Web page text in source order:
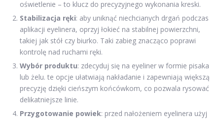
oświetlenie – to klucz do precyzyjnego wykonania kreski.
Stabilizacja ręki: aby uniknąć niechcianych drgań podczas
aplikacji eyelinera, oprzyj łokieć na stabilnej powierzchni,
takiej jak stół czy biurko. Taki zabieg znacząco poprawi
kontrolę nad ruchami ręki.
Wybór produktu: zdecyduj się na eyeliner w formie pisaka
lub żelu. te opcje ułatwiają nakładanie i zapewniają większą
precyzję dzięki cieńszym końcówkom, co pozwala rysować
delikatniejsze linie.
Przygotowanie powiek: przed nałożeniem eyelinera użyj